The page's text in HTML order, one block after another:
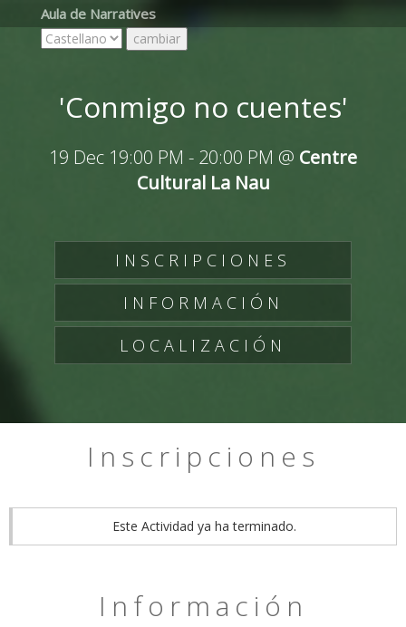
Aula de Narratives
'Conmigo no cuentes'
19 Dec 19:00 PM - 20:00 PM @ Centre
Cultural La Nau
INSCRIPCIONES
INFORMACIÓN
LOCALIZACIÓN
Inscripciones
Este Actividad ya ha terminado.
Información